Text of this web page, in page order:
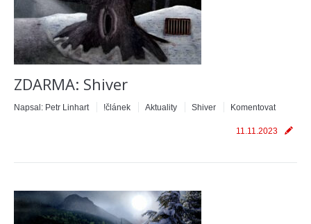
ZDARMA: Shiver
Napsal: Petr Linhart !článek Aktuality Shiver Komentovat
11.11.2023